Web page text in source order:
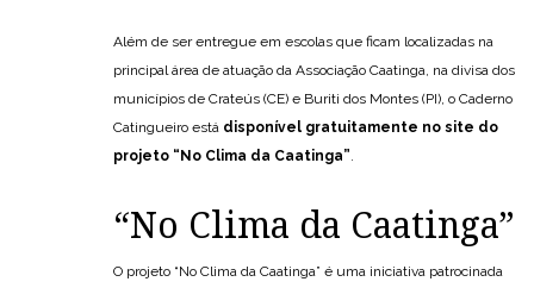
Além de ser entregue em escolas que ficam localizadas na
principal área de atuação da Associação Caatinga, na divisa dos
municípios de Crateús (CE) e Buriti dos Montes (PI), o Caderno
Catingueiro está disponível gratuitamente no site do
projeto “No Clima da Caatinga”.
“No Clima da Caatinga”
O projeto “No Clima da Caatinga” é uma iniciativa patrocinada